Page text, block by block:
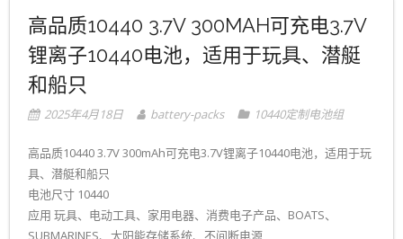
- 16350定制电池组
- 16500定制电池组
- 18350定制电池组
- 18500定制电池组
高品质10440 3.7V 300MAH可充电3.7V
锂离子10440电池，适用于玩具、潜艇
和船只
2025年4月18日 battery-packs 10440定制电池组
高品质10440 3.7V 300mAh可充电3.7V锂离子10440电池，适用于玩
具、潜艇和船只
电池尺寸 10440
应用 玩具、电动工具、家用电器、消费电子产品、BOATS、
SUBMARINES、太阳能存储系统、不间断电源